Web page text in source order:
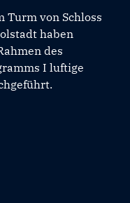
Turm von Schloss
haben
des
I luftige